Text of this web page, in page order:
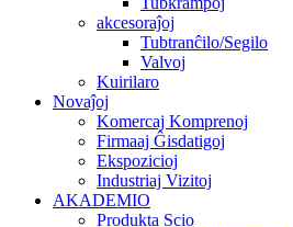
akcesoraĵoj
Tubtranĉilo/Segilo
Valvoj
Kuirilaro
Novaĵoj
Komercaj Komprenoj
Firmaaj Ĝisdatigoj
Ekspozicioj
Industriaj Vizitoj
AKADEMIO
Produkta Scio